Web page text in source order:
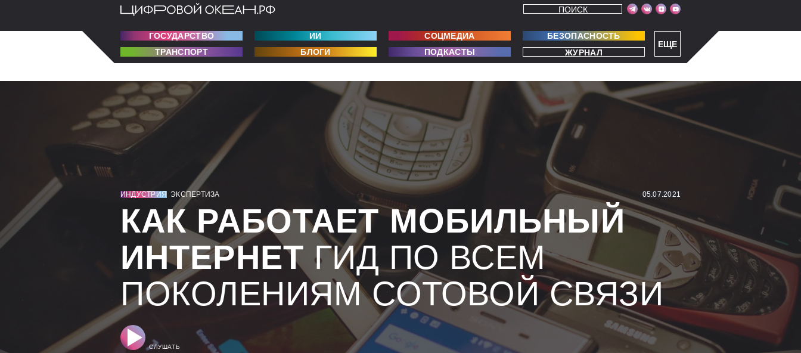
ЕЩЕ
ПОИСК
ГОСУДАРСТВО ИИ СОЦМЕДИА
БЕЗОПАСНОСТЬ
ТРАНСПОРТ
БЛОГИ ПОДКАСТЫ ЖУРНАЛ
ИНДУСТРИЯ ЭКСПЕРТИЗА 05.07.2021
КАК РАБОТАЕТ МОБИЛЬНЫЙ
ИНТЕРНЕТ ГИД ПО ВСЕМ
ПОКОЛЕНИЯМ СОТОВОЙ СВЯЗИ
СЛУШАТЬ